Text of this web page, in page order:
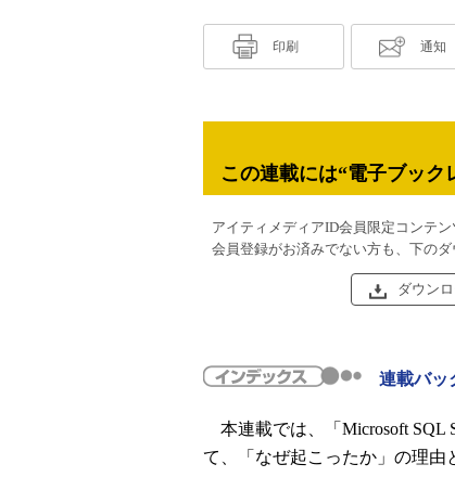
印刷 通知
この連載には“電子ブッ
アイティメディアID会員限定コンテン
会員登録がお済みでない方も、下の
ダウンロ
連載バッ
本連載では、「Microsoft SQL
て、「なぜ起こったか」の理由